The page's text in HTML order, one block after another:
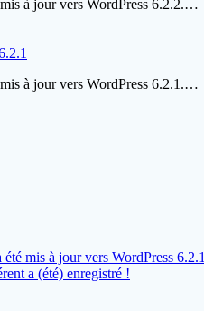
à jour vers WordPress 6.2.2.…
à jour vers WordPress 6.2.1.…
mis à jour vers WordPress 6.2.1
a (été) enregistré !